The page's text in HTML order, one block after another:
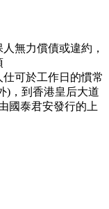
無力償債或違約，
可於工作日的慣常
)，到香港皇后大道
國泰君安發行的上